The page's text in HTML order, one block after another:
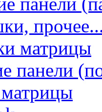
матрицы
панели